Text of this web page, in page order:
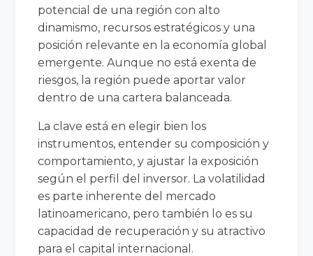
potencial de una región con alto
dinamismo, recursos estratégicos y una
posición relevante en la economía global
emergente. Aunque no está exenta de
riesgos, la región puede aportar valor
dentro de una cartera balanceada.
La clave está en elegir bien los
instrumentos, entender su composición y
comportamiento, y ajustar la exposición
según el perfil del inversor. La volatilidad
es parte inherente del mercado
latinoamericano, pero también lo es su
capacidad de recuperación y su atractivo
para el capital internacional.